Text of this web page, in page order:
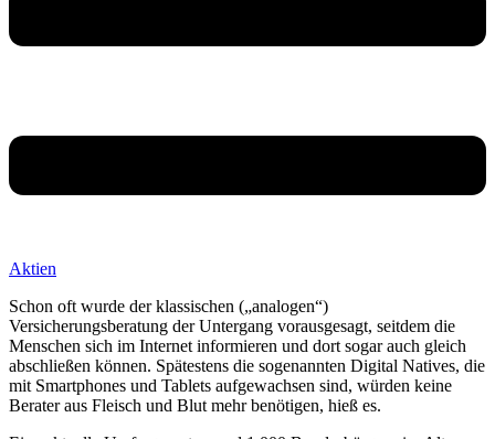
Aktien
Schon oft wurde der klassischen („analogen“)
Versicherungsberatung der Untergang vorausgesagt, seitdem die
Menschen sich im Internet informieren und dort sogar auch gleich
abschließen können. Spätestens die sogenannten Digital Natives, die
mit Smartphones und Tablets aufgewachsen sind, würden keine
Berater aus Fleisch und Blut mehr benötigen, hieß es.